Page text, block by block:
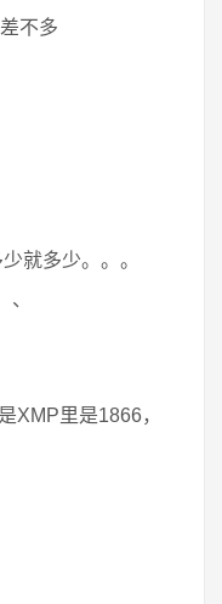
不多
就多少。。。
XMP里是1866，